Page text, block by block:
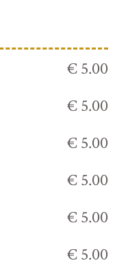
€ 5.00
€ 5.00
€ 5.00
€ 5.00
€ 5.00
€ 5.00